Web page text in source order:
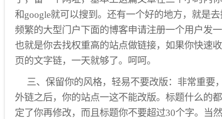
和google就可以搜到。还有一个好的地方，就是
频繁的大型门户下面的博客申请注册一个用户发
也就是你去找权重高的站点做链接，如果你快速
页的文字链，一天就够了。呵呵。
三、保留你的风格，轻易不要改版：非常重要
外链之后，你的站点一这不能改版。标题什么的
定了你再修改，而且标题你不要超过30个字。当